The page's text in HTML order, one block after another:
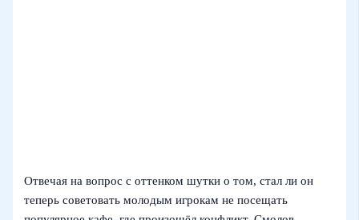
Отвечая на вопрос с оттенком шутки о том, стал ли он
теперь советовать молодым игрокам не посещать